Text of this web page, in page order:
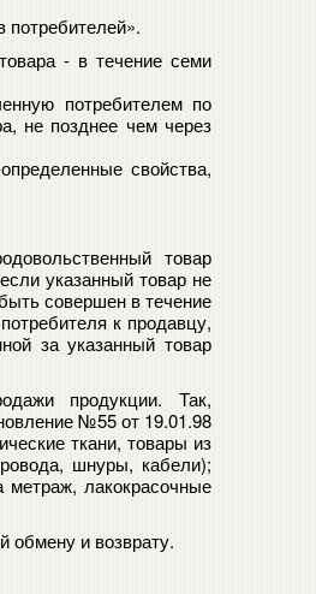
потребителей».
- в течение семи
потребителем по
не позднее чем через
свойства,
товар
указанный товар не
совершен в течение
к продавцу,
за указанный товар
продукции. Так,
№55 от 19.01.98
ткани, товары из
шнуры, кабели);
лакокрасочные
обмену и возврату.